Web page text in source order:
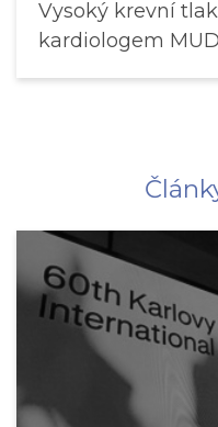
Vysoký krevní
kardiologem